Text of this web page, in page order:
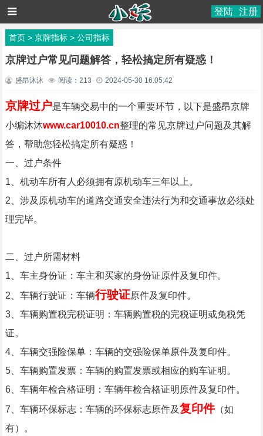
登陆 注册
首页> 京牌指标> 公司指标
京牌过户常见问题解答，轻松搞定所有疑惑！
盛昂沐沐 阅读： 213 2024-05-30 16:05:42
京牌过户是车辆交易中的一个重要环节，以下是盛昂京牌
小编沐沐www.car10010.cn整理的常见京牌过户问题及其解
答，帮助您轻松搞定所有疑惑！
一、过户条件
1、机动车所有人必须拥有原机动车三年以上。
2、涉及原机动车的道路交通安全违法行为和交通事故必须处
理完毕。
二、过户所需材料
1、车主身份证：车主和买家的身份证原件及复印件。
2、车辆行驶证：车辆行驶证原件及复印件。
3、车辆购置税完税证明：车辆购置税的完税证明或免税凭
证。
4、车辆交强险保单：车辆的交强险保单原件及复印件。
5、车辆购置发票：车辆的购置发票或相应的购车证明。
6、车辆年检合格证明：车辆年检合格证明原件及复印件。
7、车辆环保标志：车辆的环保标志原件及复印件（如
有）。